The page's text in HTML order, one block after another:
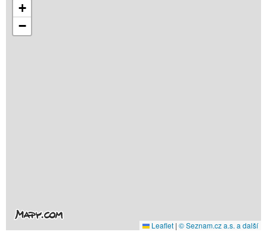
+
−
Leaflet | © Seznam.cz a.s. a další